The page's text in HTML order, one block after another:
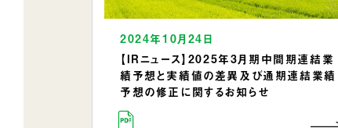
2024年10月24日
【IRニュース】2025年3月期中間期連結業
績予想と実績値の差異及び通期連結業績
予想の修正に関するお知らせ